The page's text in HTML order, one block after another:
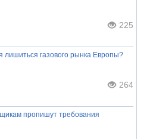
225
лишиться газового рынка Европы?
264
пропишут требования